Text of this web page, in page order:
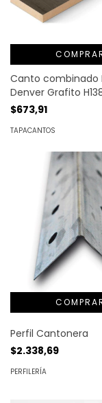
Canto combinado
Denver Grafito
Egger MT. LINEAL
$673,91
TAPACANTOS
Perfil Cantonera
$2.338,69
PERFILERÍA